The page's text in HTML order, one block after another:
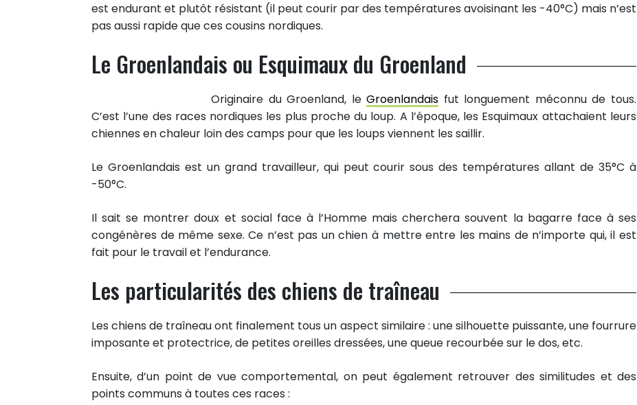
est endurant et plutôt résistant (il peut courir par des températures avoisinant les -40°C) mais n’est
pas aussi rapide que ces cousins nordiques.
Le Groenlandais ou Esquimaux du Groenland
Originaire du Groenland, leGroenlandais fut longuement méconnu de tous.
C’est l’une des races nordiques les plus proche du loup. A l’époque, les Esquimaux attachaient leurs
chiennes en chaleur loin des camps pour que les loups viennent les saillir.
Le Groenlandais est un grand travailleur, qui peut courir sous des températures allant de 35°C à
-50°C.
Il sait se montrer doux et social face à l’Homme mais cherchera souvent la bagarre face à ses
congénères de même sexe. Ce n’est pas un chien à mettre entre les mains de n’importe qui, il est
fait pour le travail et l’endurance.
Les particularités des chiens de traîneau
Les chiens de traîneau ont finalement tous un aspect similaire : une silhouette puissante, une fourrure
imposante et protectrice, de petites oreilles dressées, une queue recourbée sur le dos, etc.
Ensuite, d’un point de vue comportemental, on peut également retrouver des similitudes et des
points communs à toutes ces races :